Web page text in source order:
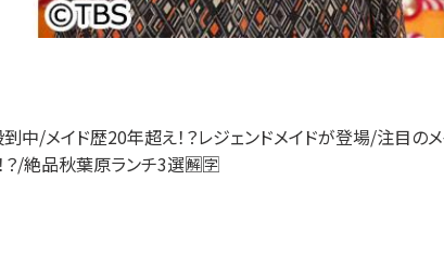
中/メイド歴20年超え！？レジェンドメイドが登場/注目の
？/絶品秋葉原ランチ3選🈖🈑